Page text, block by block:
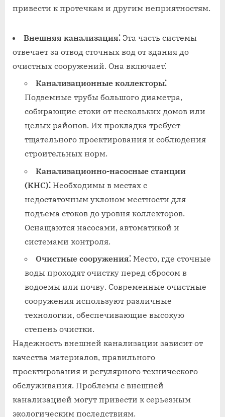
привести к протечкам и другим неприятностям.
Внешняя канализация⁚ Эта часть системы
отвечает за отвод сточных вод от здания до
очистных сооружений. Она включает⁚
Канализационные коллекторы⁚
Подземные трубы большого диаметра,
собирающие стоки от нескольких домов или
целых районов. Их прокладка требует
тщательного проектирования и соблюдения
строительных норм.
Канализационно-насосные станции
(КНС)⁚ Необходимы в местах с
недостаточным уклоном местности для
подъема стоков до уровня коллекторов.
Оснащаются насосами, автоматикой и
системами контроля.
Очистные сооружения⁚ Место, где сточные
воды проходят очистку перед сбросом в
водоемы или почву. Современные очистные
сооружения используют различные
технологии, обеспечивающие высокую
степень очистки.
Надежность внешней канализации зависит от
качества материалов, правильного
проектирования и регулярного технического
обслуживания. Проблемы с внешней
канализацией могут привести к серьезным
экологическим последствиям.